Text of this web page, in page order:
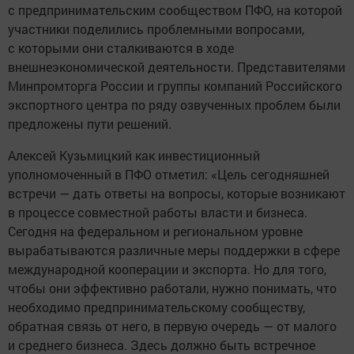
с предпринимательским сообществом ПФО, на которой
участники поделились проблемными вопросами,
с которыми они сталкиваются в ходе
внешнеэкономической деятельности. Представителями
Минпромторга России и группы компаний Российского
экспортного центра по ряду озвученных проблем были
предложены пути решений.
Алексей Кузьмицкий как инвестиционный
уполномоченный в ПФО отметил: «Цель сегодняшней
встречи — дать ответы на вопросы, которые возникают
в процессе совместной работы власти и бизнеса.
Сегодня на федеральном и региональном уровне
вырабатываются различные меры поддержки в сфере
международной кооперации и экспорта. Но для того,
чтобы они эффективно работали, нужно понимать, что
необходимо предпринимательскому сообществу,
обратная связь от него, в первую очередь — от малого
и среднего бизнеса. Здесь должно быть встречное